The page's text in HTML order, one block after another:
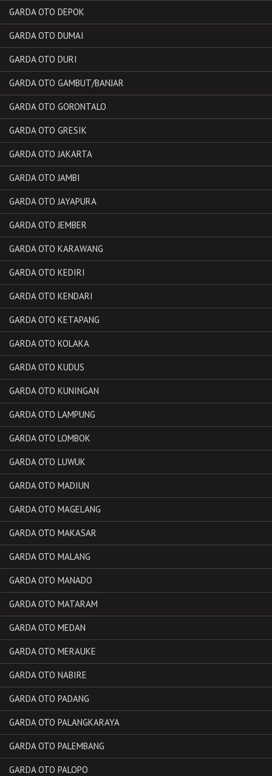
GARDA OTO DEPOK
GARDA OTO DUMAI
GARDA OTO DURI
GARDA OTO GAMBUT/BANJAR
GARDA OTO GORONTALO
GARDA OTO GRESIK
GARDA OTO JAKARTA
GARDA OTO JAMBI
GARDA OTO JAYAPURA
GARDA OTO JEMBER
GARDA OTO KARAWANG
GARDA OTO KEDIRI
GARDA OTO KENDARI
GARDA OTO KETAPANG
GARDA OTO KOLAKA
GARDA OTO KUDUS
GARDA OTO KUNINGAN
GARDA OTO LAMPUNG
GARDA OTO LOMBOK
GARDA OTO LUWUK
GARDA OTO MADIUN
GARDA OTO MAGELANG
GARDA OTO MAKASAR
GARDA OTO MALANG
GARDA OTO MANADO
GARDA OTO MATARAM
GARDA OTO MEDAN
GARDA OTO MERAUKE
GARDA OTO NABIRE
GARDA OTO PADANG
GARDA OTO PALANGKARAYA
GARDA OTO PALEMBANG
GARDA OTO PALOPO